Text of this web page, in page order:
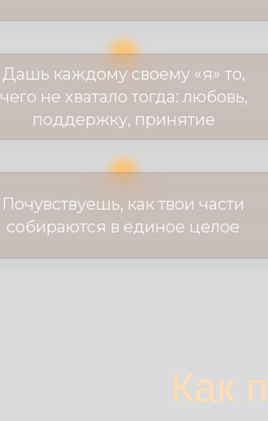
Дашь каждому своему «я» то,
чего не хватало тогда: любовь,
поддержку, принятие
Почувствуешь, как твои части
собираются в единое целое
Как